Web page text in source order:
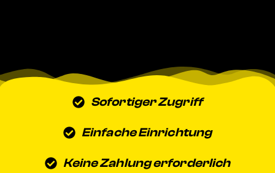
Sofortiger Zugriff
Einfache Einrichtung
Keine Zahlung erforderlich